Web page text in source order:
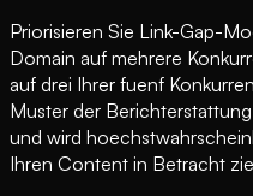
Priorisieren Sie Link-Gap-
Domain auf mehrere
auf drei Ihrer fuenf
Muster der
und wird
Ihren Content in Betracht